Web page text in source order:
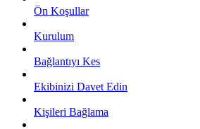
Ön Koşullar
Kurulum
Bağlantıyı Kes
Ekibinizi Davet Edin
Kişileri Bağlama